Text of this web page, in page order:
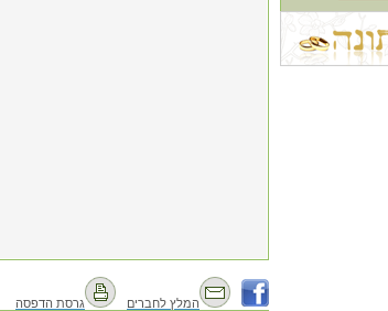
גרסת הדפסה המלץ לחברים